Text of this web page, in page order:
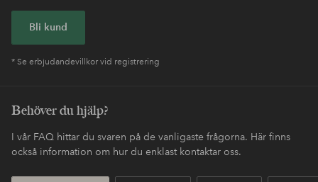
Bli kund
* Se erbjudandevillkor vid registrering
Behöver du hjälp?
I vår FAQ hittar du svaren på de vanligaste frågorna. Här finns
också information om hur du enklast kontaktar oss.